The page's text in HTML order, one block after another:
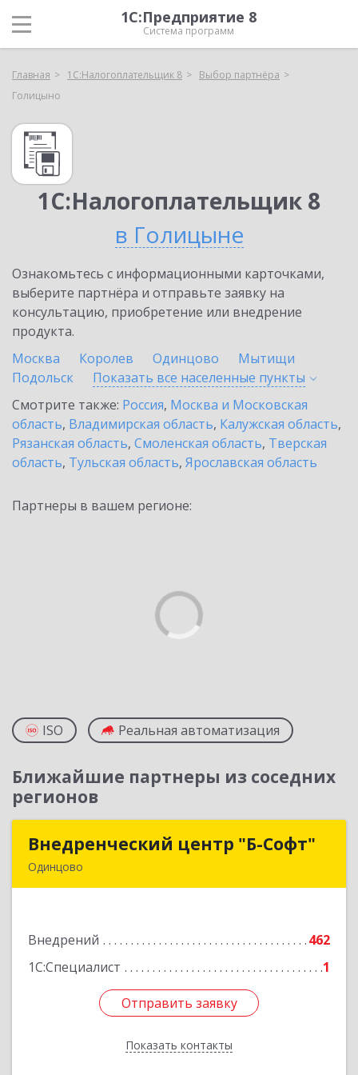
1С:Предприятие 8
Система программ
Главная 1С:Налогоплательщик 8
Выбор партнёра
Голицыно
1С:Налогоплательщик 8
в Голицыне
Ознакомьтесь с информационными карточками,
выберите партнёра и отправьте заявку на
консультацию, приобретение или внедрение
продукта.
Москва
Королев Одинцово
Мытищи
Подольск
Показать все населенные пункты
Смотрите также: Россия, Москва и Московская
область, Владимирская область, Калужская область,
Рязанская область, Смоленская область, Тверская
область, Тульская область, Ярославская область
Партнеры в вашем регионе:
ISO Реальная автоматизация
Ближайшие партнеры из соседних
регионов
Внедренческий центр "Б-Софт"
Одинцово
Внедрений
462
1С:Специалист
1
Отправить заявку
Показать контакты
Внедренческий центр "Б-Софт"
Подробнее
Отправить заявку
Назад